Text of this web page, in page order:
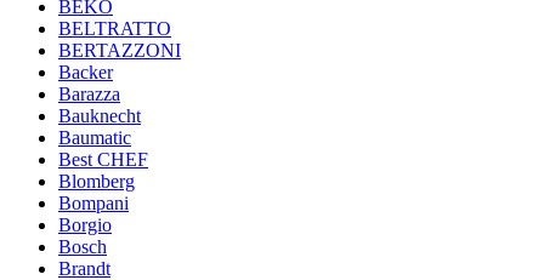
BEKO
BELTRATTO
BERTAZZONI
Backer
Barazza
Bauknecht
Baumatic
Best CHEF
Blomberg
Bompani
Borgio
Bosch
Brandt